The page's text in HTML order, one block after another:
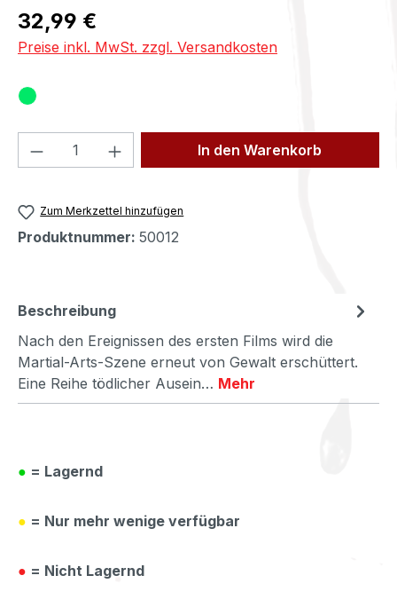
Regulärer Preis:
32,99 €
Preise inkl. MwSt. zzgl. Versandkosten
Produkt Anzahl: Gib denIn den Warenkorb
Zum Merkzettel hinzufügen
Produktnummer: 50012
Beschreibung
Nach den Ereignissen des ersten Films wird die
Martial-Arts-Szene erneut von Gewalt erschüttert.
Eine Reihe tödlicher Ausein… Mehr
● = Lagernd
● = Nur mehr wenige verfügbar
● = Nicht Lagernd